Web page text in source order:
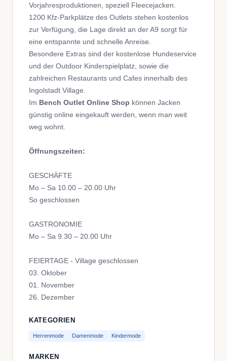
Vorjahresproduktionen, speziell Fleecejacken.
1200 Kfz-Parkplätze des Outlets stehen kostenlos
zur Verfügung, die Lage direkt an der A9 sorgt für
eine entspannte und schnelle Anreise.
Besondere Extras sind der kostenlose Hundeservice
und der Outdoor Kinderspielplatz, sowie die
zahlreichen Restaurants und Cafes innerhalb des
Ingolstadt Village.
Im Bench Outlet Online Shop können Jacken
günstig online eingekauft werden, wenn man weit
weg wohnt.
Öffnungszeiten:
GESCHÄFTE
Mo – Sa 10.00 – 20.00 Uhr
So geschlossen
GASTRONOMIE
Mo – Sa 9.30 – 20.00 Uhr
FEIERTAGE - Village geschlossen
03. Oktober
01. November
26. Dezember
KATEGORIEN
Herrenmode Damenmode Kindermode
MARKEN